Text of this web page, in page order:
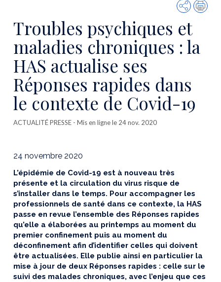
Partager
Troubles psychiques et
maladies chroniques : la
HAS actualise ses
Réponses rapides dans
le contexte de Covid-19
ACTUALITÉ PRESSE - Mis en ligne le 24 nov. 2020
24 novembre 2020
L’épidémie de Covid-19 est à nouveau très
présente et la circulation du virus risque de
s’installer dans le temps. Pour accompagner les
professionnels de santé dans ce contexte, la HAS
passe en revue l’ensemble des Réponses rapides
qu’elle a élaborées au printemps au moment du
premier confinement puis au moment du
déconfinement afin d’identifier celles qui doivent
être actualisées. Elle publie ainsi en particulier la
mise à jour de deux Réponses rapides : celle sur le
suivi des malades chroniques, avec l’enjeu que ces